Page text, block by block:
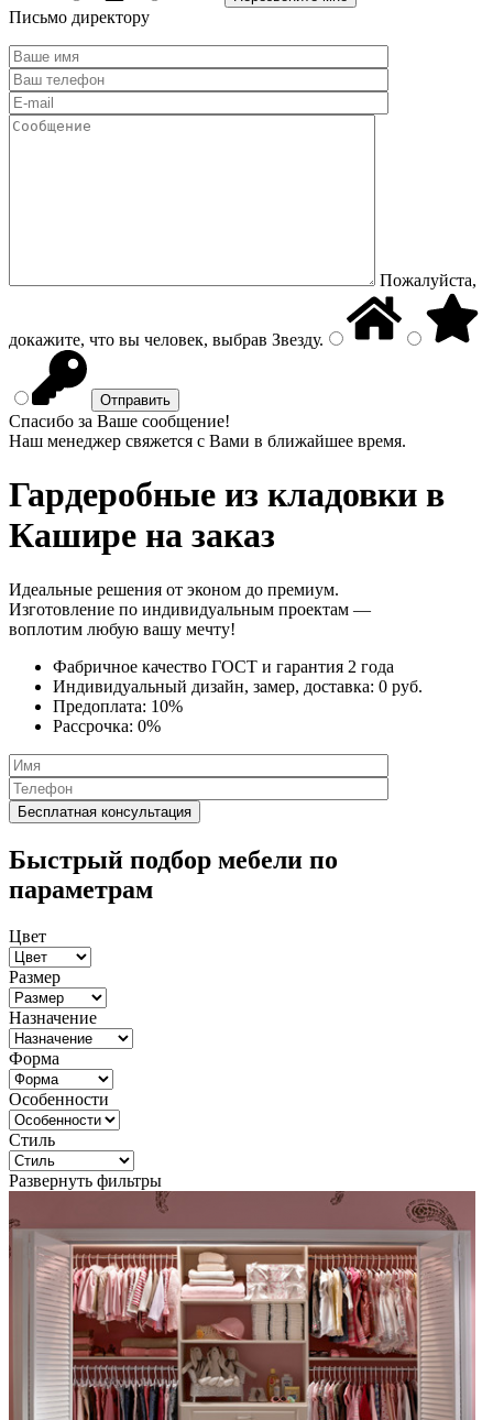
Письмо директору
Пожалуйста,
докажите, что вы человек, выбрав Звезду.
Спасибо за Ваше сообщение!
Наш менеджер свяжется с Вами в ближайшее время.
Гардеробные из кладовки в
Кашире на заказ
Идеальные решения от эконом до премиум.
Изготовление по индивидуальным проектам —
воплотим любую вашу мечту!
Фабричное качество ГОСТ и гарантия 2 года
Индивидуальный дизайн, замер, доставка: 0 руб.
Предоплата: 10%
Рассрочка: 0%
Быстрый подбор мебели по
параметрам
Цвет
Размер
Назначение
Форма
Особенности
Стиль
Развернуть фильтры